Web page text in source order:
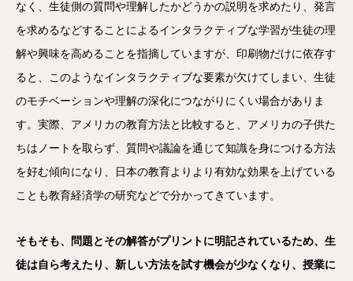
なく、生徒側の質問や理解したかどうかの説明を求めたり、発言
を求めるなどすることによるインタラクティブな学習が生徒の理
解や興味を高めることを指摘していますが、印刷物だけに依存す
ると、このようなインタラクティブな要素が欠けてしまい、生徒
のモチベーションや理解の深化につながりにくい場合がありま
す。実際、アメリカの教育方法と比較すると、アメリカの子供た
ちはノートを取らず、質問や議論を通じて知識を身につける方法
を好む傾向になり、日本の教育よりより有効な効果を上げている
ことも教育経済学の研究などで分かってきています。
そもそも、問題とその解答がプリントに明記されているため、生
徒は自ら考えたり、新しい方法を試す機会が少なくなり、授業に